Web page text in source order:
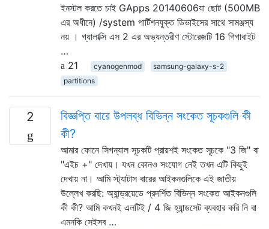
ইনস্টল করতে চাই GApps 20140606যা ছোট (500MB
এর অধীনে) /system পার্টিশনযুক্ত ডিভাইসের সাথে সামঞ্জস্য
নয় । গ্যালাক্সি এস 2 এর অভ্যন্তরীণ স্টোরেজটি 16 গিগাবাইট
…
21
cyanogenmod
samsung-galaxy-s-2
partitions
2
বিজ্ঞপ্তি বারে উপলব্ধ বিভিন্ন সংকেত সূচকগুলি কী
কী?
আমার ফোনে সিগন্যাল সূচকটি প্রায়শই সংকেত সূচকে "3 জি" বা
"এইচ +" দেখায়। যখন কোনও সংযোগ নেই তখন এটি কিছুই
দেখায় না। আমি স্ট্যাটাস বারের আইকনগুলিকে এই জাতীয়
উল্লেখ করছি: অ্যান্ড্রয়েডে প্রদর্শিত বিভিন্ন সংকেত আইকনগুলি
কী কী? আমি কখনই এলটিই / 4 জি হ্যান্ডসেট ব্যবহার করি নি বা
এমনকি সেইসব …